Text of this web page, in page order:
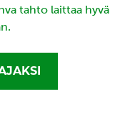
tahto laittaa hyvä